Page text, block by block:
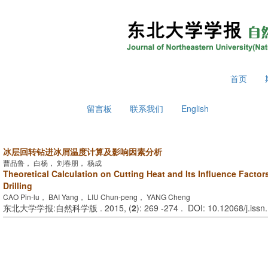
首页
留言板 联系我们 English
冰层回转钻进冰屑温度计算及影响因素分析
曹品鲁， 白杨， 刘春朋， 杨成
Theoretical Calculation on Cutting Heat and Its Influence
Drilling
CAO Pin-lu， BAI Yang， LIU Chun-peng， YANG Cheng
东北大学学报:自然科学版 . 2015, (2): 269 -274 . DOI: 10.12068/